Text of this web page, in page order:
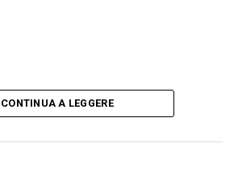
CONTINUA A LEGGERE